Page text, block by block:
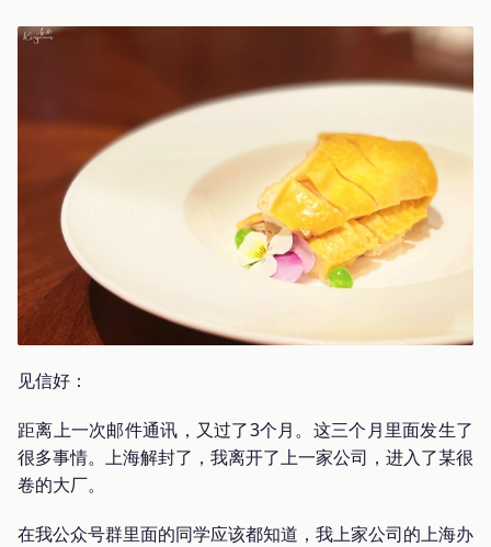
见信好：
距离上一次邮件通讯，又过了3个月。这三个月里面发生了
很多事情。上海解封了，我离开了上一家公司，进入了某很
卷的大厂。
在我公众号群里面的同学应该都知道，我上家公司的上海办